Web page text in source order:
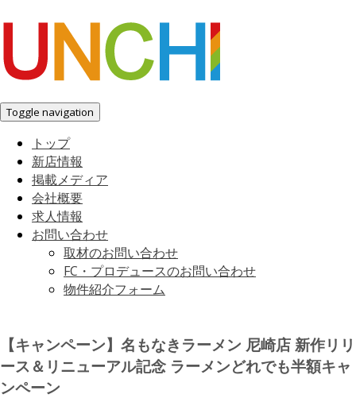
Toggle navigation
トップ
新店情報
掲載メディア
会社概要
求人情報
お問い合わせ
取材のお問い合わせ
FC・プロデュースのお問い合わせ
物件紹介フォーム
【キャンペーン】名もなきラーメン 尼崎店 新作リリ
ース＆リニューアル記念 ラーメンどれでも半額キャ
ンペーン